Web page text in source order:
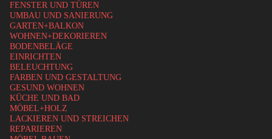
FENSTER UND TÜREN
UMBAU UND SANIERUNG
GARTEN+BALKON
WOHNEN+DEKORIEREN
BODENBELÄGE
EINRICHTEN
BELEUCHTUNG
FARBEN UND GESTALTUNG
GESUND WOHNEN
KÜCHE UND BAD
MÖBEL+HOLZ
LACKIEREN UND STREICHEN
REPARIEREN